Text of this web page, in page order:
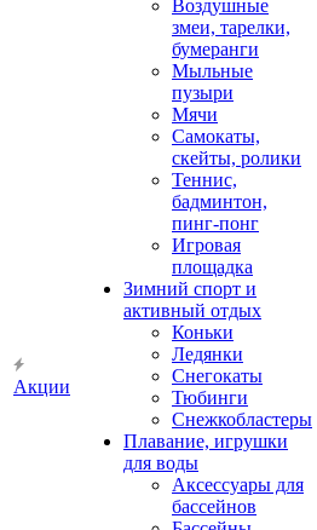
Акции
Воздушные
змеи, тарелки,
бумеранги
Мыльные
пузыри
Мячи
Самокаты,
скейты, ролики
Теннис,
бадминтон,
пинг-понг
Игровая
площадка
Зимний спорт и
активный отдых
Коньки
Ледянки
Снегокаты
Тюбинги
Снежкобластеры
Плавание, игрушки
для воды
Аксессуары для
бассейнов